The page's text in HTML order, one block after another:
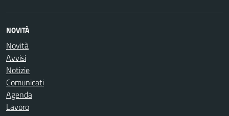
NOVITÀ
Novità
Avvisi
Notizie
Comunicati
Agenda
Lavoro